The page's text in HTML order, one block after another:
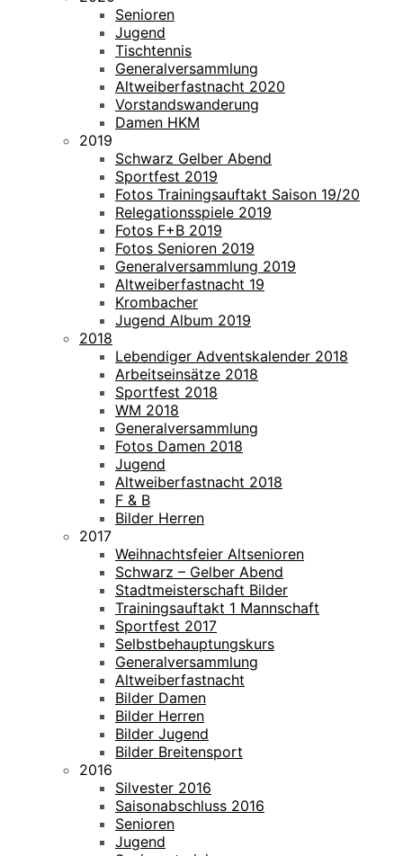
Senioren
Jugend
Tischtennis
Generalversammlung
Altweiberfastnacht 2020
Vorstandswanderung
Damen HKM
2019
Schwarz Gelber Abend
Sportfest 2019
Fotos Trainingsauftakt Saison 19/20
Relegationsspiele 2019
Fotos F+B 2019
Fotos Senioren 2019
Generalversammlung 2019
Altweiberfastnacht 19
Krombacher
Jugend Album 2019
2018
Lebendiger Adventskalender 2018
Arbeitseinsätze 2018
Sportfest 2018
WM 2018
Generalversammlung
Fotos Damen 2018
Jugend
Altweiberfastnacht 2018
F & B
Bilder Herren
2017
Weihnachtsfeier Altsenioren
Schwarz – Gelber Abend
Stadtmeisterschaft Bilder
Trainingsauftakt 1 Mannschaft
Sportfest 2017
Selbstbehauptungskurs
Generalversammlung
Altweiberfastnacht
Bilder Damen
Bilder Herren
Bilder Jugend
Bilder Breitensport
2016
Silvester 2016
Saisonabschluss 2016
Senioren
Jugend